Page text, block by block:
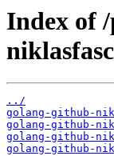
Index of
../
golang-github-
golang-github-
golang-github-
golang-github-